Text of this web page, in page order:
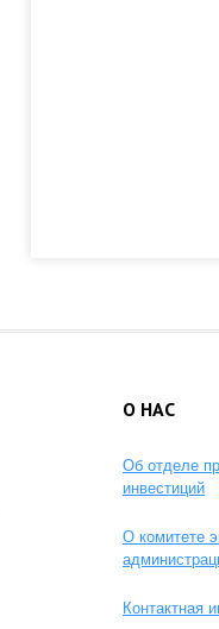
О НАС
Об отделе
инвестиций
О комитете
Контактная